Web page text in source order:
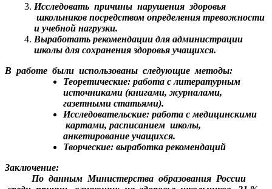
Исследовать причины нарушения здоровья
школьников посредством определения тревожности
и учебной нагрузки.
Выработать рекомендации для администрации
школы для сохранения здоровья учащихся.
В работе были использованы следующие методы:
Теоретические: работа с литературным
источниками (книгами, журналами,
газетными статьями).
Исследовательские: работа с медицинскими
картами, расписанием школы,
анкетирование учащихся.
Творческие: выработка рекомендаций
Заключение:
По данным Министерства образования России